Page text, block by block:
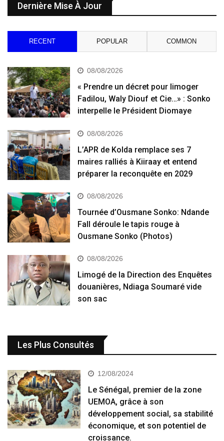
Dernière Mise À Jour
RECENT POPULAR COMMON
08/08/2026
« Prendre un décret pour limoger
Fadilou, Waly Diouf et Cie…» : Sonko
interpelle le Président Diomaye
08/08/2026
L’APR de Kolda remplace ses 7
maires ralliés à Kiiraay et entend
préparer la reconquête en 2029
08/08/2026
Tournée d’Ousmane Sonko: Ndande
Fall déroule le tapis rouge à
Ousmane Sonko (Photos)
08/08/2026
Limogé de la Direction des Enquêtes
douanières, Ndiaga Soumaré vide
son sac
Les Plus Consultés
12/08/2024
Le Sénégal, premier de la zone
UEMOA, grâce à son
développement social, sa stabilité
économique, et son potentiel de
croissance.